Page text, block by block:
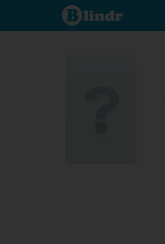
Find out
what's
under